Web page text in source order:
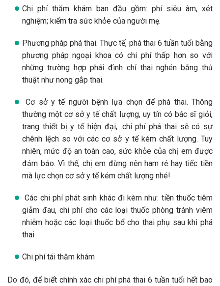
Chi phí thăm khám ban đầu gồm: phí siêu âm, xét
nghiệm; kiểm tra sức khỏe của người mẹ.
Phương pháp phá thai. Thực tế, phá thai 6 tuần tuổi bằng
phương pháp ngoại khoa có chi phí thấp hơn so với
những trường hợp phái đình chỉ thai nghén bằng thủ
thuật như nong gắp thai.
Cơ sở y tế người bệnh lựa chọn để phá thai. Thông
thường một cơ sở y tế chất lượng, uy tín có bác sĩ giỏi,
trang thiết bị y tế hiện đại,…chi phí phá thai sẽ có sự
chênh lệch so với các cơ sở y tế kém chất lượng. Tuy
nhiên, mức độ an toàn cao, sức khỏe của chị em được
đảm bảo. Vì thế, chị em đừng nên ham rẻ hay tiếc tiền
mà lực chọn cơ sở y tế kém chất lượng nhé!
Các chi phí phát sinh khác đi kèm như: tiền thuốc tiêm
giảm đau, chi phí cho các loại thuốc phòng tránh viêm
nhiễm hoặc các loại thuốc bổ cho thai phụ sau khi phá
thai.
Chi phí tái thăm khám
Do đó, để biết chính xác chi phí phá thai 6 tuần tuổi hết bao